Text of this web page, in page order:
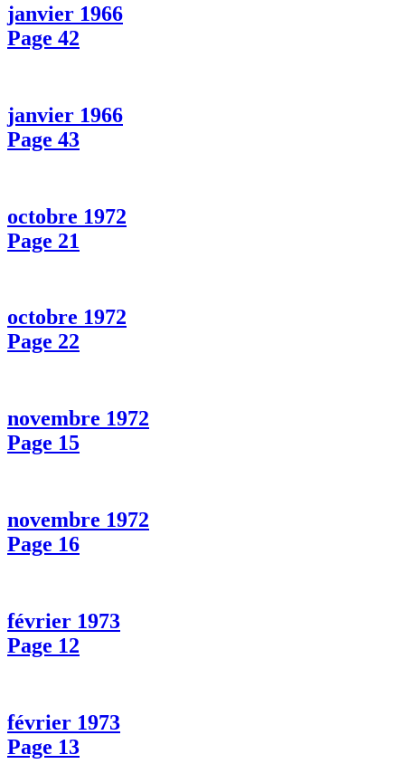
janvier 1966
Page 42
janvier 1966
Page 43
octobre 1972
Page 21
octobre 1972
Page 22
novembre 1972
Page 15
novembre 1972
Page 16
février 1973
Page 12
février 1973
Page 13